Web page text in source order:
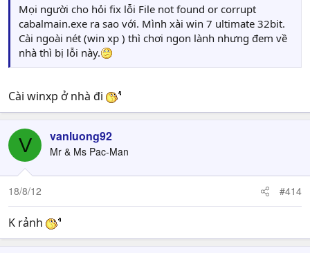
Mọi người cho hỏi fix lỗi File not found or corrupt
cabalmain.exe ra sao với. Mình xài win 7 ultimate 32bit.
Cài ngoài nét (win xp ) thì chơi ngon lành nhưng đem về
nhà thì bị lỗi này.
Cài winxp ở nhà đi
V vanluong92
Mr & Ms Pac-Man
18/8/12 #414
K rảnh